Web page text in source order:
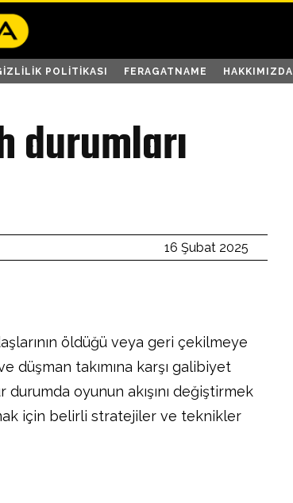
POLITIKASI FERAGATNAME HAKKIMIZDA
durumları
16 Şubat 2025
öldüğü veya geri çekilmeye
düşman takımına karşı galibiyet
durumda oyunun akışını değiştirmek
için belirli stratejiler ve teknikler